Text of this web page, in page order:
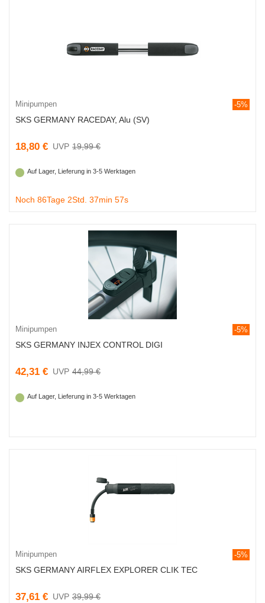
Minipumpen -5%
SKS GERMANY RACEDAY, Alu (SV)
18,80 € 19,99 €
Auf Lager, Lieferung in 3-5 Werktagen
Noch 86Tage 2Std. 37min 56s
Minipumpen -5%
SKS GERMANY INJEX CONTROL DIGI
42,31 € 44,99 €
Auf Lager, Lieferung in 3-5 Werktagen
Minipumpen -5%
SKS GERMANY AIRFLEX EXPLORER CLIK TEC
37,61 € 39,99 €